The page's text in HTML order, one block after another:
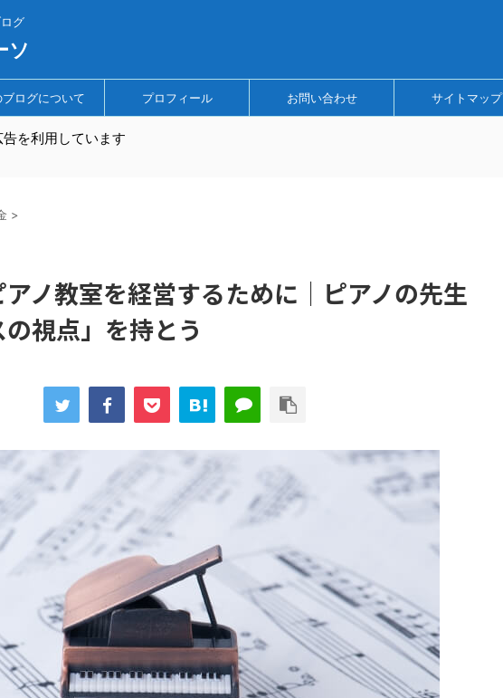
グ
ソ
ブログについて プロフィール お問い合わせ サイトマップ
を利用しています
>
ノ教室を経営するために｜ピアノの先生
視点」を持とう